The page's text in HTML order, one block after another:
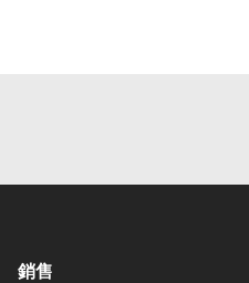
銷售